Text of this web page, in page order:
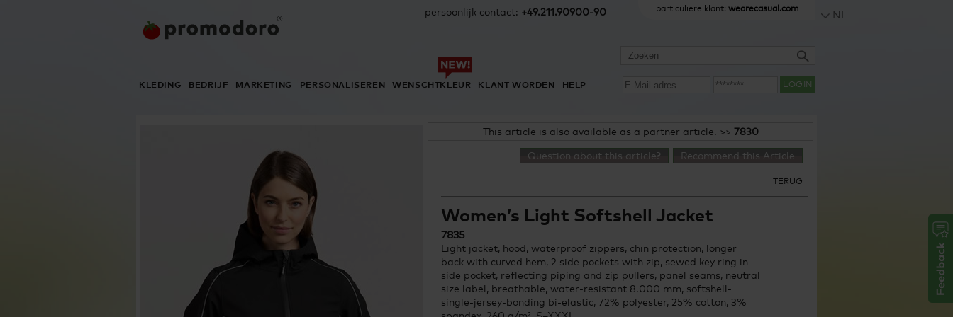
NL
particuliere klant: wearecasual.com
persoonlijk contact: +49.211.90900-90
KLEDING BEDRIJF MARKETING PERSONALISEREN WENSCHTKLEUR KLANT WORDEN HELP LOGIN
This article is also available as a partner article. >> 7830
Recommend this Article
Question about this article?
TERUG
Women’s Light Softshell Jacket
7835
Light jacket, hood, waterproof zippers, chin protection, longer
back with curved hem, 2 side pockets with zip, sewed key ring in
side pocket, reflecting piping and zip pullers, panel seams, neutral
size label, breathable, water-resistant 8.000 mm, softshell-
single-jersey-bonding bi-elastic, 72% polyester, 25% cotton, 3%